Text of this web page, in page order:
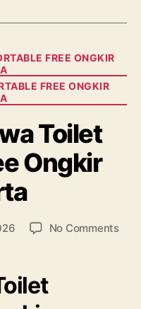
FREE ONGKIR
FREE ONGKIR
Toilet
Ongkir
No Commentson